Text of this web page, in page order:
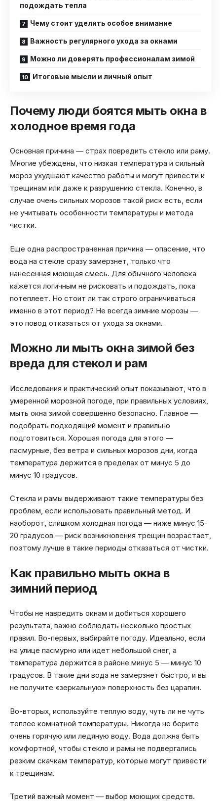
подождать тепла
Чему стоит уделить особое внимание
Важность регулярного ухода за окнами
Можно ли доверять профессионалам зимой
Итоговые мысли и личный опыт
Почему люди боятся мыть окна в
холодное время года
Основная причина — страх повредить стекло или раму.
Многие убеждены, что низкая температура и сильный
мороз ухудшают качество работы и могут привести к
трещинам или даже к разрушению стекла. Конечно, в
случае очень сильных морозов такой риск есть, если
не учитывать особенности температуры и метода
чистки.
Еще одна распространенная причина — опасение, что
вода на стекле сразу замерзнет, только что
нанесенная моющая смесь. Для обычного человека
кажется логичным не рисковать и подождать, пока
потеплеет. Но стоит ли так строго ограничиваться
именно в этот период? Не всегда зимние морозы —
это повод отказаться от ухода за окнами.
Можно ли мыть окна зимой без
вреда для стекол и рам
Исследования и практический опыт показывают, что в
умеренной морозной погоде, при правильных условиях,
мыть окна зимой совершенно безопасно. Главное —
подобрать подходящий момент и правильно
подготовиться. Хорошая погода для этого —
пасмурные, без ветра и сильных морозов дни, когда
температура держится в пределах от минус 5 до
минус 10 градусов.
Стекла и рамы выдерживают такие температуры без
проблем, если использовать правильный метод. И
наоборот, слишком холодная погода — ниже минус 15-
20 градусов — риск возникновения трещин возрастает,
поэтому лучше в такие периоды отказаться от чистки.
Как правильно мыть окна в
зимний период
Чтобы не навредить окнам и добиться хорошего
результата, важно соблюдать несколько простых
правил. Во-первых, выбирайте погоду. Идеально, если
на улице пасмурно или идет небольшой снег, а
температура держится в районе минус 5 — минус 10
градусов. В такие дни вода не замерзнет быстро, и вы
не получите «зеркальную» поверхность без царапин.
Во-вторых, используйте теплую воду, чуть ли не чуть
теплее комнатной температуры. Никогда не берите
очень горячую или ледяную воду. Вода должна быть
комфортной, чтобы стекло и рамы не подвергались
резким скачкам температур, которые могут привести
к трещинам.
Третий важный момент — выбор моющих средств.